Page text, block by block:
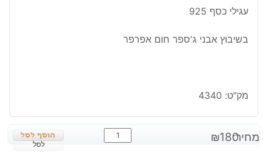
עגילי כסף 925
בשיבוץ אבני ג'ספר חום אפרפר
מק"ט: 4340
מחיר: ₪180
כמות
של
לסל